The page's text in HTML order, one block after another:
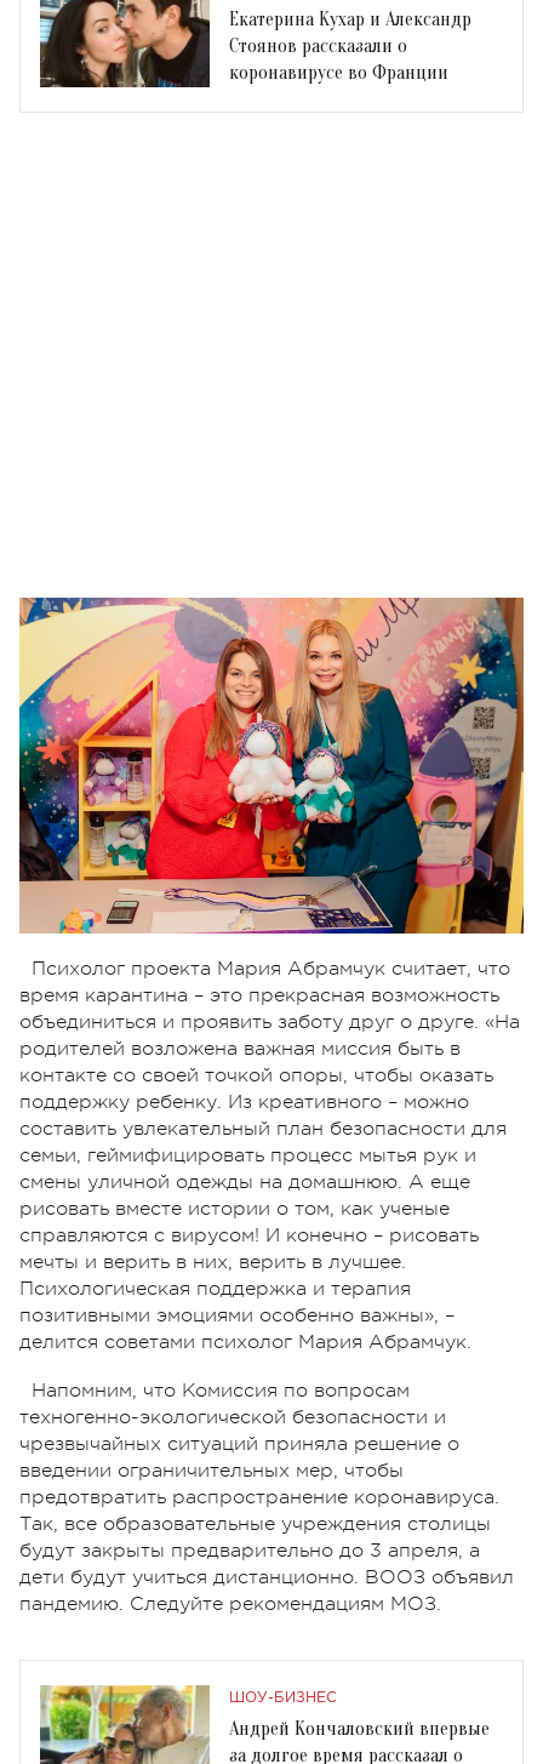
Екатерина Кухар и Александр
Стоянов рассказали о
коронавирусе во Франции
Психолог проекта Мария Абрамчук считает, что
время карантина – это прекрасная возможность
объединиться и проявить заботу друг о друге. «На
родителей возложена важная миссия быть в
контакте со своей точкой опоры, чтобы оказать
поддержку ребенку. Из креативного – можно
составить увлекательный план безопасности для
семьи, геймифицировать процесс мытья рук и
смены уличной одежды на домашнюю. А еще
рисовать вместе истории о том, как ученые
справляются с вирусом! И конечно – рисовать
мечты и верить в них, верить в лучшее.
Психологическая поддержка и терапия
позитивными эмоциями особенно важны», –
делится советами психолог Мария Абрамчук.
Напомним, что Комиссия по вопросам
техногенно-экологической безопасности и
чрезвычайных ситуаций приняла решение о
введении ограничительных мер, чтобы
предотвратить распространение коронавируса.
Так, все образовательные учреждения столицы
будут закрыты предварительно до 3 апреля, а
дети будут учиться дистанционно. ВООЗ объявил
пандемию. Следуйте рекомендациям МОЗ.
ШОУ-БИЗНЕС
Андрей Кончаловский впервые
за долгое время рассказал о